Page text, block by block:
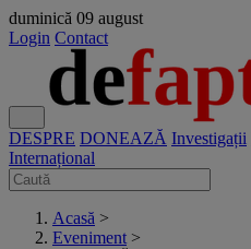
duminică 09 august
Login Contact
DESPRE DONEAZĂ Investigații
Internațional
Acasă >
Eveniment >